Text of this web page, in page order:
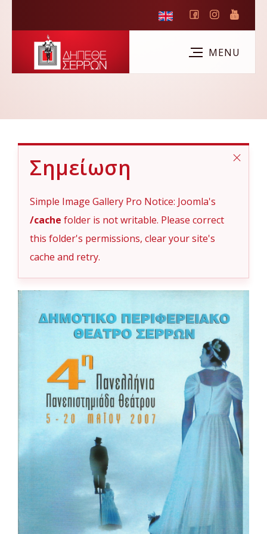
Σημείωση
Simple Image Gallery Pro Notice: Joomla's
/cache folder is not writable. Please correct
this folder's permissions, clear your site's
cache and retry.